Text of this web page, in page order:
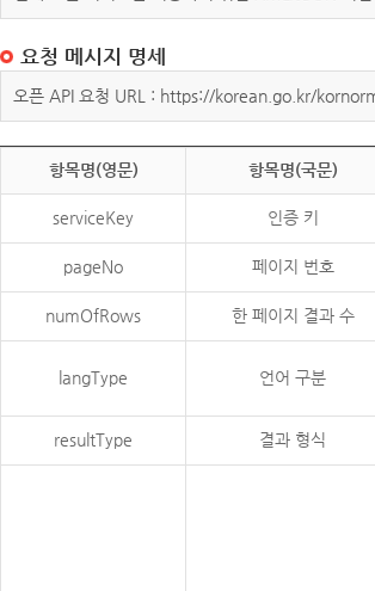
요청 메시지 명세
오픈 API 요청 URL : https://korean.go.kr/
항목명(영문) 항목명(국문)
serviceKey 인증 키
pageNo 페이지 번호
numOfRows 한 페이지 결과 수
langType 언어 구분
resultType 결과 형식